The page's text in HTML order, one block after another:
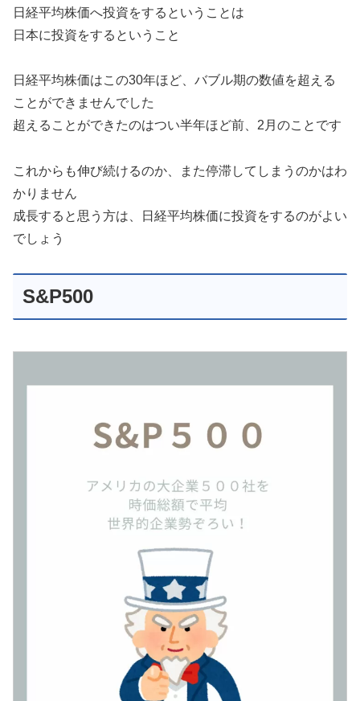
日経平均株価へ投資をするということは
日本に投資をするということ
日経平均株価はこの30年ほど、バブル期の数値を超える
ことができませんでした
超えることができたのはつい半年ほど前、2月のことです
これからも伸び続けるのか、また停滞してしまうのかはわ
かりません
成長すると思う方は、日経平均株価に投資をするのがよい
でしょう
S&P500